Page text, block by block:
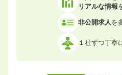
リアルな情報
非公開求人を
１社ずつ丁寧